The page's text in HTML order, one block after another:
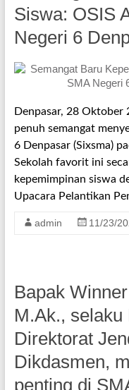
Siswa: OSIS
Negeri 6
Denpasar, 28 Oktober
penuh semangat
6 Denpasar (Sixsma)
Sekolah favorit ini
kepemimpinan siswa
Upacara Pelantikan
admin 11/23/
Bapak
M.Ak.,
Direktorat
Dikdasmen,
penting di